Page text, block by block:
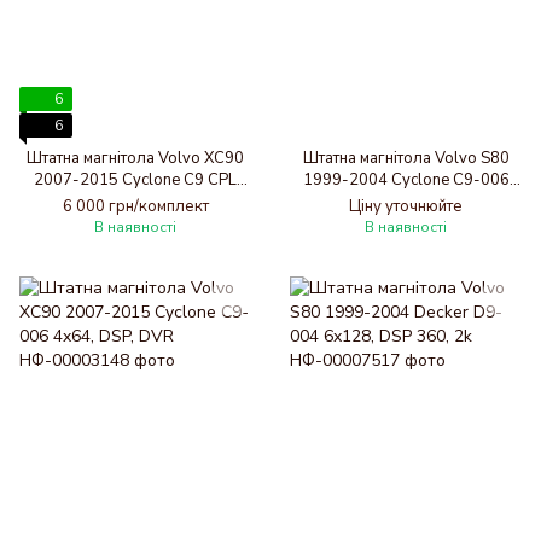
6
6
Штатна магнітола Volvo XC90
2007-2015 Cyclone C9 CPL
2x32
6 000 грн/комплект
В наявності
Штатна магнітола Volvo S80
1999-2004 Cyclone C9-006
4x64, DSP, DVR
Ціну уточнюйте
В наявності